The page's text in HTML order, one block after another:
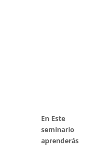
En Este
seminario
aprenderás